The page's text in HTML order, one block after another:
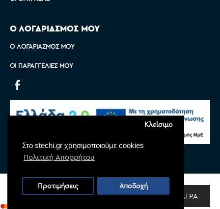
Στο stechi.gr χρησιμοποιούμε cookies
Πολιτική Απορρήτου
Κλείσιμο
Προτιμήσεις Αποδοχή
Ο ΛΟΓΑΡΙΑΣΜΟΣ ΜΟΥ
Ο ΛΟΓΑΡΙΑΣΜΌΣ ΜΟΥ
ΟΙ ΠΑΡΑΓΓΕΛΊΕΣ ΜΟΥ
Copyright © 2022 Stechi, All Rights Reserved
Powered by
Monoware Web
ΦΊΛΤΡΑ